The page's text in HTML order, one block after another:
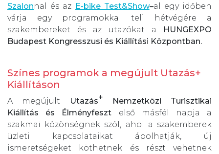
Szalonnal és az E-bike Test&Show–al egy időben
várja egy programokkal teli hétvégére a
szakembereket és az utazókat a
HUNGEXPO
Budapest Kongresszusi és Kiállítási Központban.
Színes programok a megújult Utazás+
Kiállításon
A megújult Utazás+
Nemzetközi Turisztikai
Kiállítás és Élményfeszt első másfél napja a
szakmai közönségnek szól, ahol a szakemberek
üzleti kapcsolataikat ápolhatják, új
ismeretségeket köthetnek és részt vehetnek